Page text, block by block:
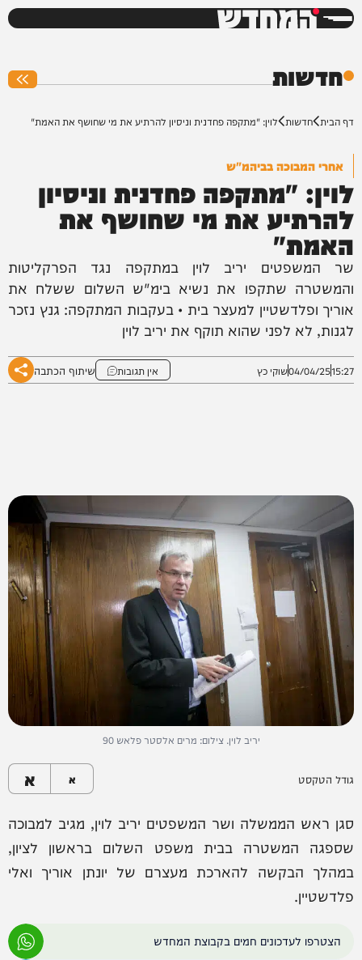
המחדש
חדשות
דף הבית חדשות לוין: "מתקפה פחדנית וניסיון להרתיע את מי שחושף את האמת"
אחרי המבוכה בביהמ"ש
לוין: "מתקפה פחדנית וניסיון
להרתיע את מי שחושף את
האמת"
שר המשפטים יריב לוין במתקפה נגד הפרקליטות
והמשטרה שתקפו את נשיא בימ"ש השלום ששלח את
אוריך ופלדשטיין למעצר בית • בעקבות המתקפה: גנץ נזכר
לגנות, לא לפני שהוא תוקף את יריב לוין
15:27
04/04/25שוקי כץ אין תגובות שיתוף הכתבה
יריב לוין. צילום: מרים אלסטר פלאש 90
גודל הטקסט א א
סגן ראש הממשלה ושר המשפטים יריב לוין, מגיב למבוכה
שספגה המשטרה בבית משפט השלום בראשון לציון,
במהלך הבקשה להארכת מעצרם של יונתן אוריך ואלי
פלדשטיין.
הצטרפו לעדכונים חמים בקבוצת המחדש